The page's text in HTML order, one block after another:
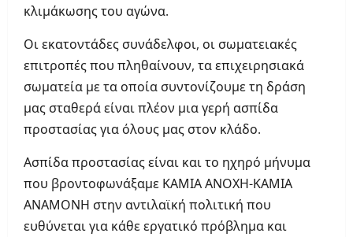
κλιμάκωσης του αγώνα.
Οι εκατοντάδες συνάδελφοι, οι σωματειακές
επιτροπές που πληθαίνουν, τα επιχειρησιακά
σωματεία με τα οποία συντονίζουμε τη δράση
μας σταθερά είναι πλέον μια γερή ασπίδα
προστασίας για όλους μας στον κλάδο.
Ασπίδα προστασίας είναι και το ηχηρό μήνυμα
που βροντοφωνάξαμε ΚΑΜΙΑ ΑΝΟΧΗ-ΚΑΜΙΑ
ΑΝΑΜΟΝΗ στην αντιλαϊκή πολιτική που
ευθύνεται για κάθε εργατικό πρόβλημα και